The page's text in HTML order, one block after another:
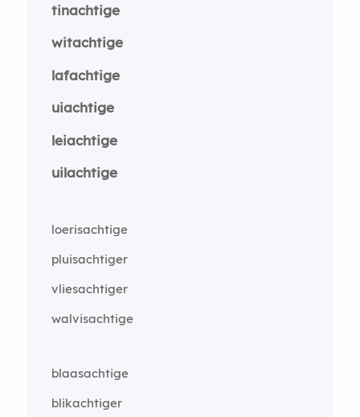
tinachtige
witachtige
lafachtige
uiachtige
leiachtige
uilachtige
loerisachtige
pluisachtiger
vliesachtiger
walvisachtige
blaasachtige
blikachtiger